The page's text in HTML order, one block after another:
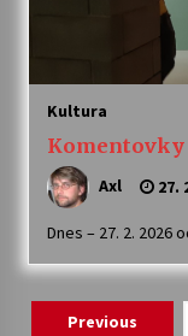
Kultura
Komentovky
Axl 27.
Dnes – 27. 2. 2026
Navigace
Previous